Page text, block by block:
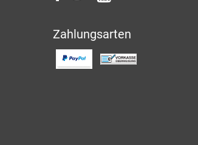
Zahlungsarten